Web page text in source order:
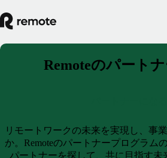
Remoteのパート
リモートワークの未来を実現し、事
か。Remoteのパートナープログラム
パートナーを探して、共に目指す未